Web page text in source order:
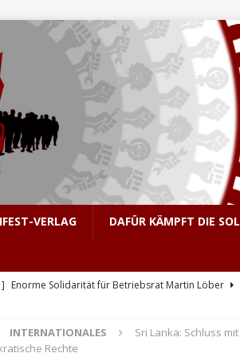
VERLAG DAFÜR KÄMPFT DIE SOL
Enorme Solidarität für Betriebsrat Martin Löber
Sozialismus: Keine Utopie, sondern Notwendigkeit
INTERNATIONALES
Sri Lanka: Schluss mit
Rechte